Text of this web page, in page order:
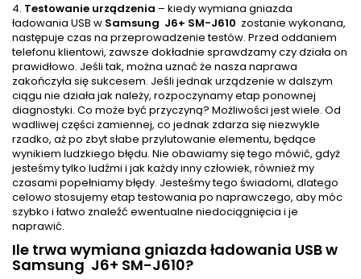
4. Testowanie urządzenia – kiedy wymiana gniazda
ładowania USB w Samsung J6+ SM-J610 zostanie wykonana,
następuje czas na przeprowadzenie testów. Przed oddaniem
telefonu klientowi, zawsze dokładnie sprawdzamy czy działa on
prawidłowo. Jeśli tak, można uznać że nasza naprawa
zakończyła się sukcesem. Jeśli jednak urządzenie w dalszym
ciągu nie działa jak należy, rozpoczynamy etap ponownej
diagnostyki. Co może być przyczyną? Możliwości jest wiele. Od
wadliwej części zamiennej, co jednak zdarza się niezwykle
rzadko, aż po zbyt słabe przylutowanie elementu, będące
wynikiem ludzkiego błędu. Nie obawiamy się tego mówić, gdyż
jesteśmy tylko ludźmi i jak każdy inny człowiek, również my
czasami popełniamy błędy. Jesteśmy tego świadomi, dlatego
celowo stosujemy etap testowania po naprawczego, aby móc
szybko i łatwo znaleźć ewentualne niedociągnięcia i je
naprawić.
Ile trwa wymiana gniazda ładowania USB w
Samsung J6+ SM-J610?